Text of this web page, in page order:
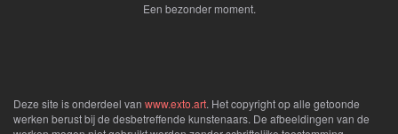
Een bezonder moment.
Deze site is onderdeel van www.exto.art. Het copyright op alle getoonde
werken berust bij de desbetreffende kunstenaars. De afbeeldingen van de